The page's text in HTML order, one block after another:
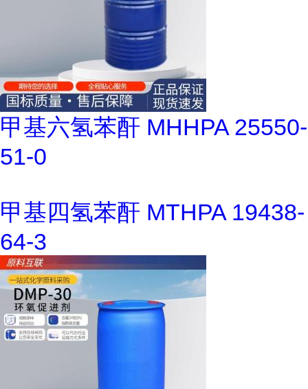
甲基六氢苯酐 MHHPA 25550-
51-0
甲基四氢苯酐 MTHPA 19438-
64-3